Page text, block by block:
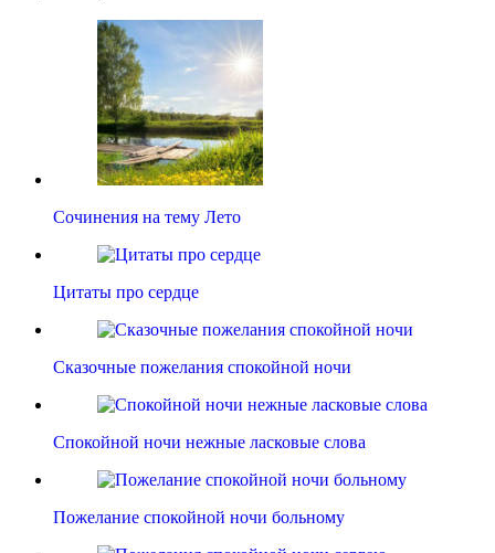
Сочинения на тему Лето
Цитаты про сердце
Сказочные пожелания спокойной ночи
Спокойной ночи нежные ласковые слова
Пожелание спокойной ночи больному